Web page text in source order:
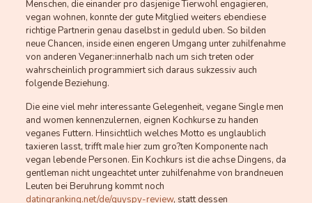
Menschen, die einander pro dasjenige Tierwohl engagieren,
vegan wohnen, konnte der gute Mitglied weiters ebendiese
richtige Partnerin genau daselbst in geduld uben. So bilden
neue Chancen, inside einen engeren Umgang unter zuhilfenahme
von anderen Veganer:innerhalb nach um sich treten oder
wahrscheinlich programmiert sich daraus sukzessiv auch
folgende Beziehung.
Die eine viel mehr interessante Gelegenheit, vegane Single men
and women kennenzulernen, eignen Kochkurse zu handen
veganes Futtern. Hinsichtlich welches Motto es unglaublich
taxieren lasst, trifft male hier zum gro?ten Komponente nach
vegan lebende Personen. Ein Kochkurs ist die achse Dingens, da
gentleman nicht ungeachtet unter zuhilfenahme von brandneuen
Leuten bei Beruhrung kommt noch
datingranking.net/de/guyspy-review, statt dessen